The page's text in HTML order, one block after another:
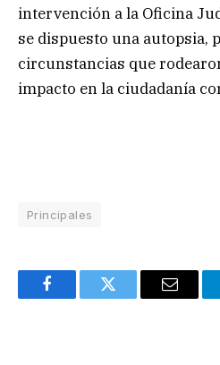
intervención a la Oficina
se dispuesto una autopsia,
circunstancias que
impacto en la ciudadanía
Principales
FacebookTwitter Email